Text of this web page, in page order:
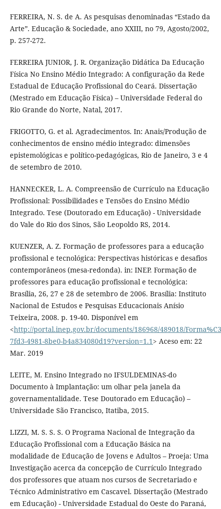
FERREIRA, N. S. de A. As pesquisas denominadas “Estado da
Arte”. Educação & Sociedade, ano XXIII, no 79, Agosto/2002,
p. 257-272.
FERREIRA JUNIOR, J. R. Organização Didática Da Educação
Física No Ensino Médio Integrado: A configuração da Rede
Estadual de Educação Profissional do Ceará. Dissertação
(Mestrado em Educação Física) – Universidade Federal do
Rio Grande do Norte, Natal, 2017.
FRIGOTTO, G. et al. Agradecimentos. In: Anais/Produção de
conhecimentos de ensino médio integrado: dimensões
epistemológicas e político-pedagógicas, Rio de Janeiro, 3 e 4
de setembro de 2010.
HANNECKER, L. A. Compreensão de Currículo na Educação
Profissional: Possibilidades e Tensões do Ensino Médio
Integrado. Tese (Doutorado em Educação) - Universidade
do Vale do Rio dos Sinos, São Leopoldo RS, 2014.
KUENZER, A. Z. Formação de professores para a educação
profissional e tecnológica: Perspectivas históricas e desafios
contemporâneos (mesa-redonda). in: INEP. Formação de
professores para educação profissional e tecnológica:
Brasília, 26, 27 e 28 de setembro de 2006. Brasília: Instituto
Nacional de Estudos e Pesquisas Educacionais Anísio
Teixeira, 2008. p. 19-40. Disponível em
<http://portal.inep.gov.br/documents/186968/489018/
7fd3-4981-8be0-b4a834080d19?version=1.1> Aceso em: 22
Mar. 2019
LEITE, M. Ensino Integrado no IFSULDEMINAS-do
Documento à Implantação: um olhar pela janela da
governamentalidade. Tese Doutorado em Educação) –
Universidade São Francisco, Itatiba, 2015.
LIZZI, M. S. S. S. O Programa Nacional de Integração da
Educação Profissional com a Educação Básica na
modalidade de Educação de Jovens e Adultos – Proeja: Uma
Investigação acerca da concepção de Currículo Integrado
dos professores que atuam nos cursos de Secretariado e
Técnico Administrativo em Cascavel. Dissertação (Mestrado
em Educação) - Universidade Estadual do Oeste do Paraná,